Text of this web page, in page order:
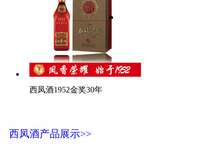
西凤酒1952金奖30年
西凤酒产品展示>>